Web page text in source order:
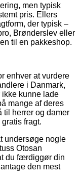
men typisk
pris. Ellers
der typisk –
Brønderslev eller
til en pakkeshop.
enhver at vurdere
i Danmark,
ikke kunne lade
mange af deres
til herrer og damer
fragt.
undersøge nogle
Otosan
du færdiggør din
den mest